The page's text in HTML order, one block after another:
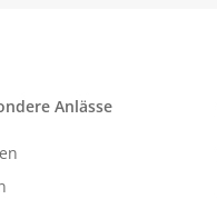
Anlässe